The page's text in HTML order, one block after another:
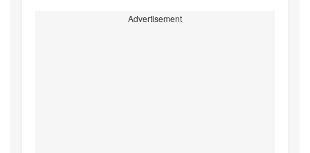
Advertisement